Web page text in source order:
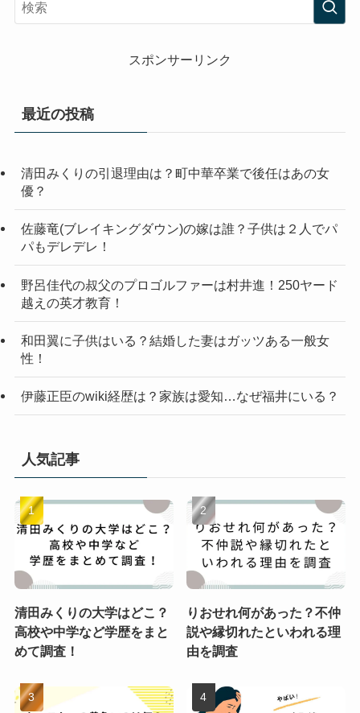
スポンサーリンク
最近の投稿
清田みくりの引退理由は？町中華卒業で後任はあの女
優？
佐藤竜(ブレイキングダウン)の嫁は誰？子供は２人でパ
パもデレデレ！
野呂佳代の叔父のプロゴルファーは村井進！250ヤード
越えの英才教育！
和田翼に子供はいる？結婚した妻はガッツある一般女
性！
伊藤正臣のwiki経歴は？家族は愛知…なぜ福井にいる？
人気記事
清田みくりの大学はどこ？
高校や中学など学歴をまと
めて調査！
りおせれ何があった？不仲
説や縁切れたといわれる理
由を調査